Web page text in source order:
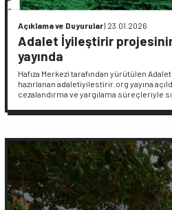
Açıklama ve Duyurular| 23.01.2026
Adalet İyileştirir
yayında
Hafıza Merkezi tarafından yürütülen
hazırlanan adaletiyilestirir.org yayına
cezalandırma ve yargılama süreçleriyle